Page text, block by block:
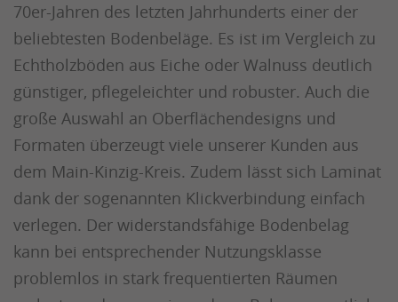
70er-Jahren des letzten Jahrhunderts einer der
beliebtesten Bodenbeläge. Es ist im Vergleich zu
Echtholzböden aus Eiche oder Walnuss deutlich
günstiger, pflegeleichter und robuster. Auch die
große Auswahl an Oberflächendesigns und
Formaten überzeugt viele unserer Kunden aus
dem Main-Kinzig-Kreis. Zudem lässt sich Laminat
dank der sogenannten Klickverbindung einfach
verlegen. Der widerstandsfähige Bodenbelag
kann bei entsprechender Nutzungsklasse
problemlos in stark frequentierten Räumen